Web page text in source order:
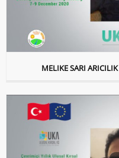
MELIKE SARI ARICILIK